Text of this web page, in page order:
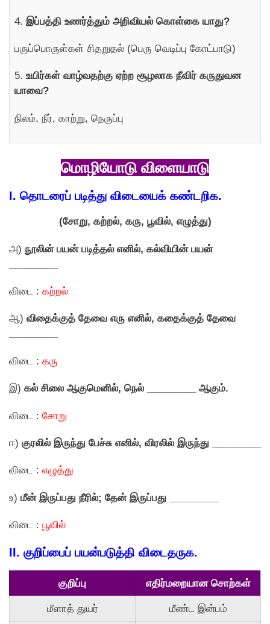
4. இப்பத்தி உணர்த்தும் அறிவியல் கொள்கை யாது?
பருப்பொருள்கள் சிதறுதல் (பெரு வெடிப்பு கோட்பாடு)
5. உயிர்கள் வாழ்வதற்கு ஏற்ற சூழலாக நீவிர் கருதுவன
யாவை?
நிலம், நீர், காற்று, நெருப்பு
மொழியோடு விளையாடு
I. தொடரைப் படித்து விடையைக் கண்டறிக.
(சோறு, கற்றல், கரு, பூவில், எழுத்து)
அ) நூலின் பயன் படித்தல் எனில், கல்வியின் பயன்
விடை : கற்றல்
ஆ) விதைக்குத் தேவை எரு எனில், கதைக்குத் தேவை
விடை : கரு
இ) கல் சிலை ஆகுமெனில், நெல் _________ ஆகும்.
விடை : சோறு
ஈ) குரலில் இருந்து பேச்சு எனில், விரலில் இருந்து _________
விடை : எழுத்து
உ) மீன் இருப்பது நீரில்; தேன் இருப்பது _________
விடை : பூவில்
II. குறிப்பைப் பயன்படுத்தி விடைதருக.
குறிப்பு எதிர்மறையான சொற்கள்
மீளாத் துயர் மீண்ட இன்பம்